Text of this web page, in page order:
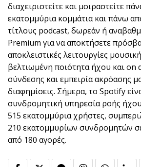
διαχειριστείτε και μοιραστείτε
εκατομμύρια κομμάτια και πάνω
τίτλους podcast, δωρεάν ή
Premium για να αποκτήσετε
αποκλειστικές λειτουργίες
βελτιωμένη ποιότητα ήχου και on
σύνδεσης και εμπειρία ακρόασης
διαφημίσεις. Σήμερα, το Spotify
συνδρομητική υπηρεσία ροής
515 εκατομμύρια χρήστες,
210 εκατομμυρίων συνδρομητών
από 180 αγορές.